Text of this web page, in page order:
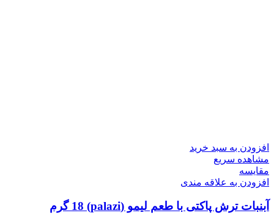
افزودن به سبد خرید
مشاهده سریع
مقایسه
افزودن به علاقه مندی
آبنبات ترش پاکتی با طعم لیمو (palazi) 18 گرم